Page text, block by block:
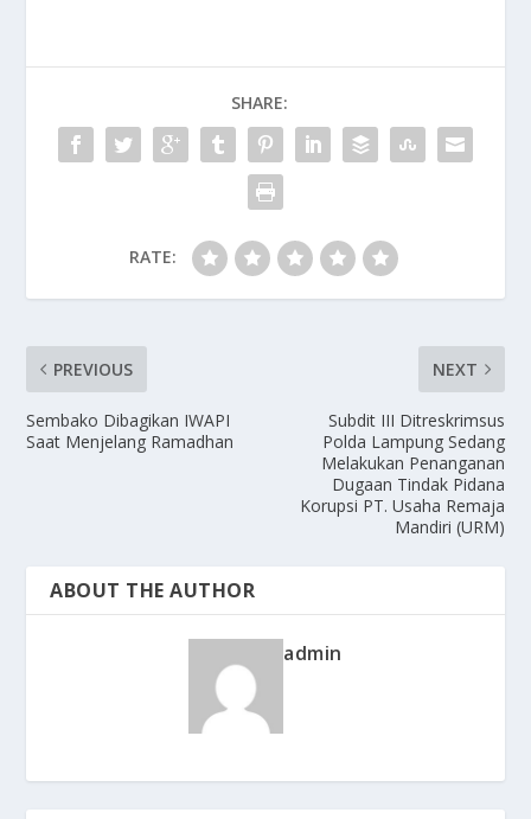
SHARE:
RATE:
PREVIOUS
Sembako Dibagikan IWAPI
Saat Menjelang Ramadhan
NEXT
Subdit III Ditreskrimsus
Polda Lampung Sedang
Melakukan Penanganan
Dugaan Tindak Pidana
Korupsi PT. Usaha Remaja
Mandiri (URM)
ABOUT THE AUTHOR
admin